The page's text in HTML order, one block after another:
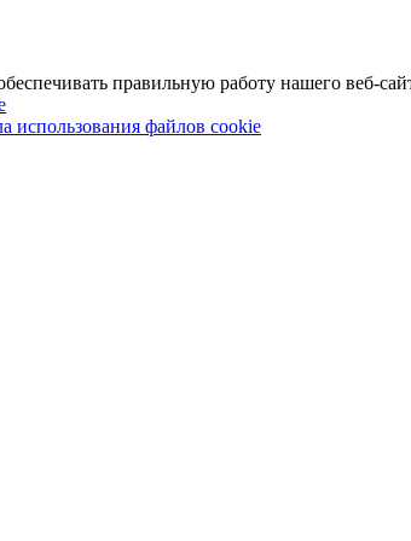
правильную работу нашего веб-
использования файлов cookie